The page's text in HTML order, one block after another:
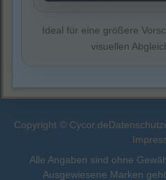
Ideal für eine größere
visuellen
Copyright © Cycor.de
Alle Angaben sind ohne
Ausgewiesene Marken